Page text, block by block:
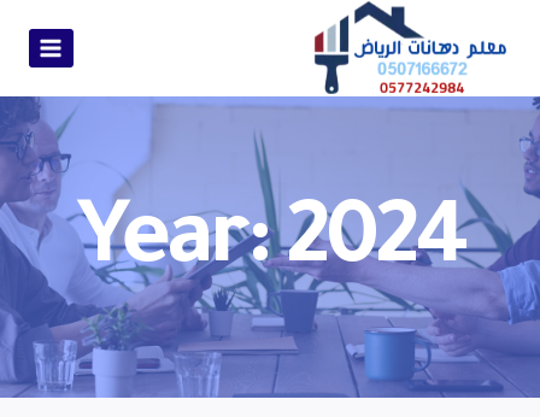
Year: 2024